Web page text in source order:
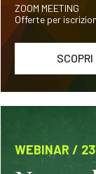
ZOOM MEETING
Offerte per
WEBINAR /